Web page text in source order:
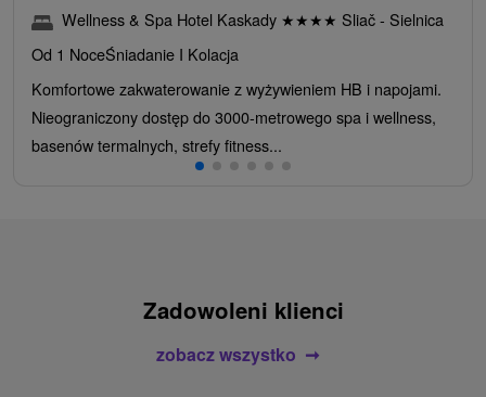
Wellness & Spa Hotel Kaskady ★★★★ Sliač - Sielnica
Od 1 NoceŚniadanie I Kolacja
Komfortowe zakwaterowanie z wyżywieniem HB i napojami.
Nieograniczony dostęp do 3000-metrowego spa i wellness,
basenów termalnych, strefy fitness...
Zadowoleni klienci
zobacz wszystko